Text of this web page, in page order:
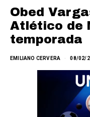
Obed
Atlético de
temporada
EMILIANO CERVERA 08/02/